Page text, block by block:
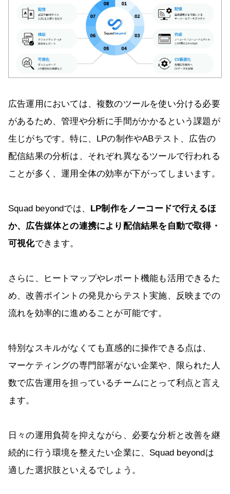
広告運用においては、複数のツールを使い分ける必要
があるため、管理や分析に手間がかかるという課題が
生じがちです。特に、LPの制作やABテスト、広告の
配信結果の分析は、それぞれ異なるツールで行われる
ことが多く、運用全体の効率が下がってしまいます。
Squad beyondでは、 LP制作をノーコードで行えるほ
か、広告媒体との連携により配信結果を自動で取得・
可視化できます。
さらに、ヒートマップやレポート機能も活用できるた
め、改善ポイントの発見からテスト実施、反映までの
流れを効率的に進めることが可能です。
特別なスキルがなくても直感的に操作できる点は、
マーケティングの専門部署がない企業や、限られた人
数で広告運用を担っているチームにとって利点と言え
ます。
日々の運用負荷を抑えながら、必要な分析と改善を継
続的に行う環境を整えたい企業に、Squad beyondは
適した選択肢といえるでしょう。